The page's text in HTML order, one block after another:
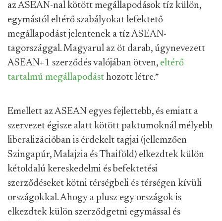
az ASEAN-nal kötött megállapodások tíz külön,
egymástól eltérő szabályokat lefektető
megállapodást jelentenek a tíz ASEAN-
tagországgal. Magyarul az öt darab, úgynevezett
ASEAN+1 szerződés valójában ötven, eltérő
tartalmú megállapodást hozott létre.*
Emellett az ASEAN egyes fejlettebb, és emiatt a
szervezet égisze alatt kötött paktumoknál mélyebb
liberalizációban is érdekelt tagjai (jellemzően
Szingapúr, Malajzia és Thaiföld) elkezdtek külön
kétoldalú kereskedelmi és befektetési
szerződéseket kötni térségbeli és térségen kívüli
országokkal. Ahogy a plusz egy országok is
elkezdtek külön szerződgetni egymással és